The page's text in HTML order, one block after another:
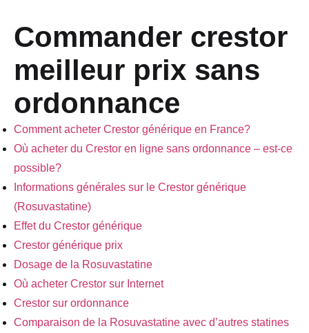
Commander crestor
meilleur prix sans
ordonnance
Comment acheter Crestor générique en France?
Où acheter du Crestor en ligne sans ordonnance – est-ce
possible?
Informations générales sur le Crestor générique
(Rosuvastatine)
Effet du Crestor générique
Crestor générique prix
Dosage de la Rosuvastatine
Où acheter Crestor sur Internet
Crestor sur ordonnance
Comparaison de la Rosuvastatine avec d’autres statines